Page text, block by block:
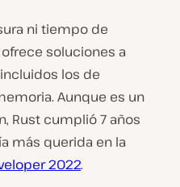
ni tiempo de
soluciones a
los de
Aunque es un
Rust cumplió 7 años
más querida en la
2022.